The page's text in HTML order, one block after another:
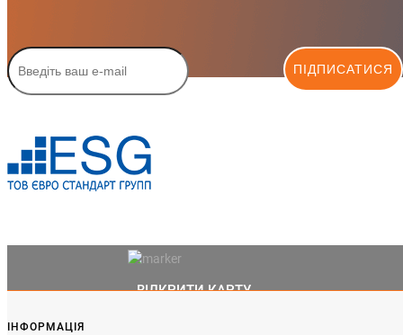
ПІДПИСАТИСЯ
ВІДКРИТИ КАРТУ
ІНФОРМАЦІЯ